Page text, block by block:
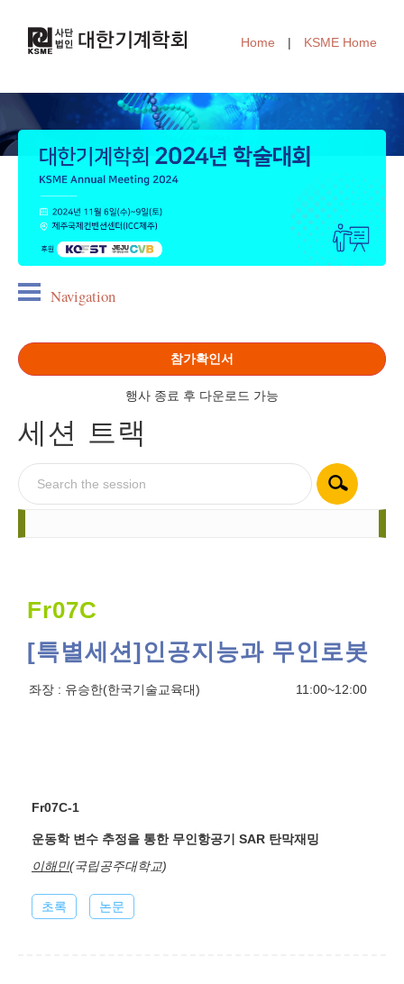
Home | KSME Home
Navigation
참가확인서
행사 종료 후 다운로드 가능
세션 트랙
Fr07C
[특별세션]인공지능과 무인로봇
좌장 : 유승한(한국기술교육대) 11:00~12:00
Fr07C-1
운동학 변수 추정을 통한 무인항공기 SAR 탄막재밍
이해민(국립공주대학교)
초록 논문